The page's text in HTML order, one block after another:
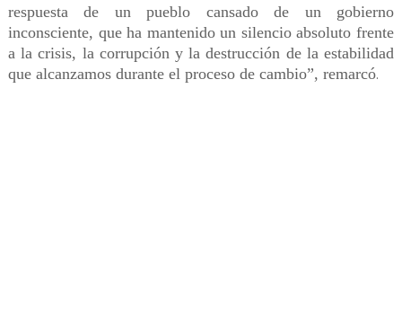
respuesta de un pueblo cansado de un gobierno
inconsciente, que ha mantenido un silencio absoluto frente
a la crisis, la corrupción y la destrucción de la estabilidad
que alcanzamos durante el proceso de cambio”, remarcó.